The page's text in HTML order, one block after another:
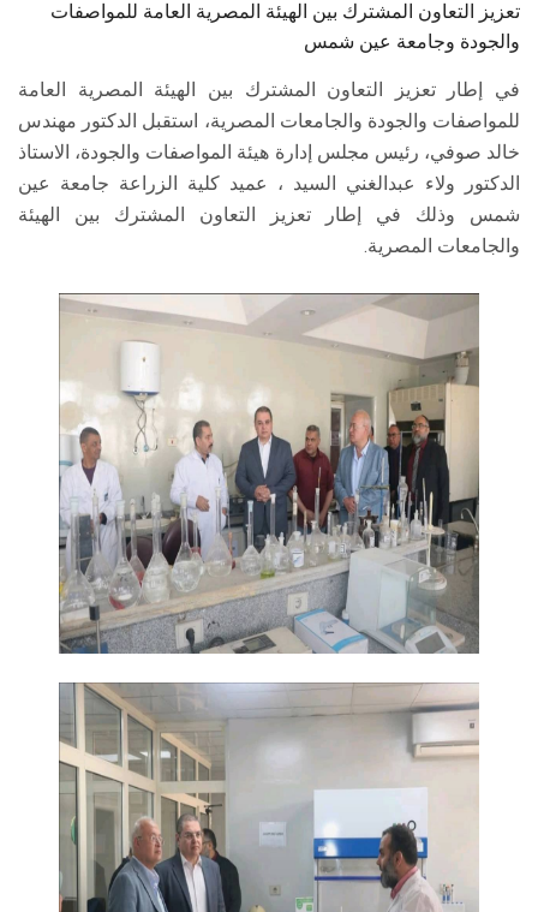
تعزيز التعاون المشترك بين الهيئة المصرية العامة للمواصفات
والجودة وجامعة عين شمس
في إطار تعزيز التعاون المشترك بين الهيئة المصرية العامة
للمواصفات والجودة والجامعات المصرية، استقبل الدكتور مهندس
خالد صوفي، رئيس مجلس إدارة هيئة المواصفات والجودة، الاستاذ
الدكتور ولاء عبدالغني السيد ، عميد كلية الزراعة جامعة عين
شمس وذلك في إطار تعزيز التعاون المشترك بين الهيئة
والجامعات المصرية.